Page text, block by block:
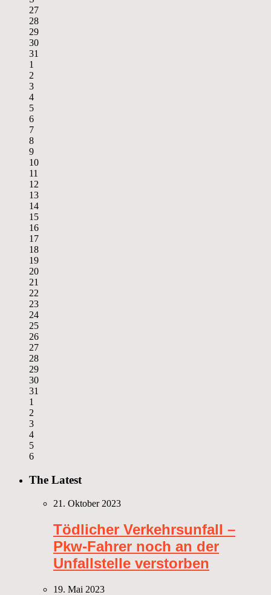
27
28
29
30
31
1
2
3
4
5
6
7
8
9
10
11
12
13
14
15
16
17
18
19
20
21
22
23
24
25
26
27
28
29
30
31
1
2
3
4
5
6
The Latest
21. Oktober 2023
Tödlicher Verkehrsunfall –
Pkw-Fahrer noch an der
Unfallstelle verstorben
19. Mai 2023